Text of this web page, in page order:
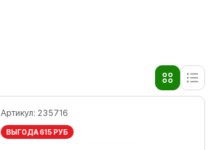
Артикул: 235716
ВЫГОДА 615 РУБ